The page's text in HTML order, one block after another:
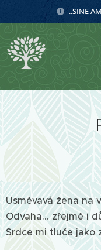
..SINE
Usměvavá žena na
Odvaha… zřejmě i
Srdce mi tluče jako